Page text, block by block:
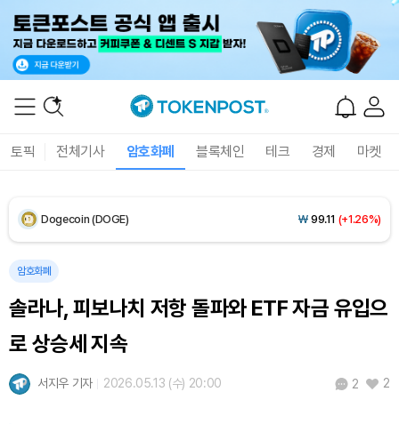
토픽 전체기사 암호화폐 블록체인 테크 경제 마켓
XRP (XRP) ₩1,461(+0.53%)
Solana (SOL) ₩106,346(+2.68%)
TRON (TRX) 462.7(+0.25%)
Hyperliquid (HYPE) 76,816 (-3.94%)
암호화폐
솔라나, 피보나치 저항 돌파와 ETF 자금 유입으
로 상승세 지속
서지우 기자 2026.05.13 (수) 20:00 2 2